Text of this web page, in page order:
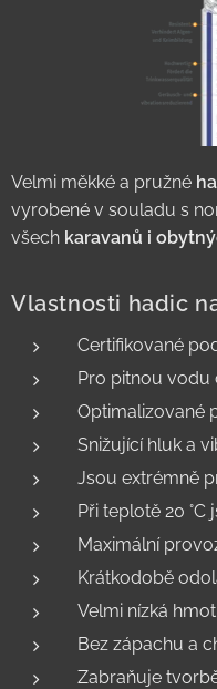
Velmi měkké a pružné
vyrobené v souladu s
všech karavanů i
Vlastnosti hadic
Certifikované
Pro pitnou vodu
Optimalizované
Snižující hluk a
Jsou extrémně
Při teplotě 20 °C
Maximální
Krátkodobě
Velmi nízká
Bez zápachu a
Zabraňuje